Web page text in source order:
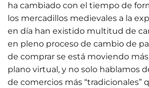
ha cambiado con el tiempo de
los mercadillos medievales a la
en día han existido multitud de
en pleno proceso de cambio de
de comprar se está moviendo más
plano virtual, y no solo hablamos
de comercios más “tradicionales”